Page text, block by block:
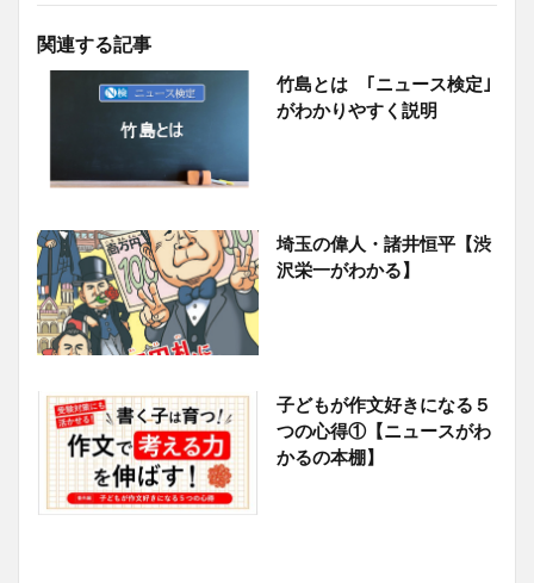
関連する記事
竹島とは ｢ニュース検定｣
がわかりやすく説明
埼玉の偉人・諸井恒平【渋
沢栄一がわかる】
子どもが作文好きになる５
つの心得①【ニュースがわ
かるの本棚】